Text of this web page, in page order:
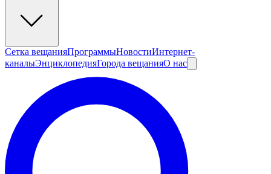
Сетка вещанияПрограммыНовостиИнтернет-
каналыЭнциклопедияГорода вещанияО нас